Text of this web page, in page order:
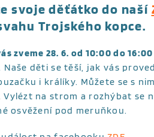
svoje děťátko do naší
Trojského kopce.
zveme 28. 6. od 10:00 do
Naše děti se těší, jak vás
i králíky. Můžete se s
Vylézt na strom a rozhýbat se
osvěžení pod meruňkou.